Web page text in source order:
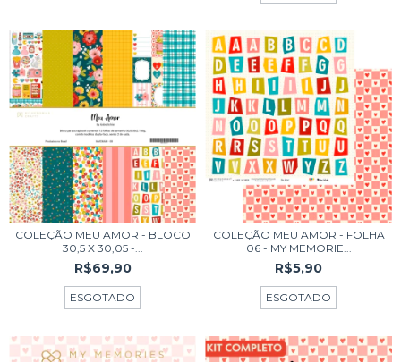
COLEÇÃO MEU AMOR - BLOCO
30,5 X 30,05 -...
R$69,90
ESGOTADO
COLEÇÃO MEU AMOR - FOLHA
06 - MY MEMORIE...
R$5,90
ESGOTADO